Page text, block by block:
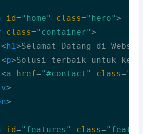
id="home" class="hero">
class="container">
<h1>Selamat Datang di
<p>Solusi terbaik untuk
<a href="#contact" class=
>
>
id="features" class=